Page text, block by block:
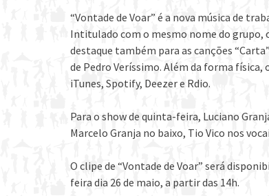
“Vontade de Voar” é a nova música de
Intitulado com o mesmo nome do grupo,
destaque também para as canções
de Pedro Veríssimo. Além da forma
iTunes, Spotify, Deezer e Rdio.
Para o show de quinta-feira, Luciano
Marcelo Granja no baixo, Tio Vico nos
O clipe de “Vontade de Voar” será
feira dia 26 de maio, a partir das 14h.